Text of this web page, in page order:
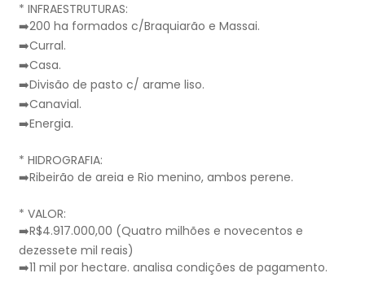
* INFRAESTRUTURAS:
➡️200 ha formados c/Braquiarão e Massai.
➡️Curral.
➡️Casa.
➡️Divisão de pasto c/ arame liso.
➡️Canavial.
➡️Energia.
* HIDROGRAFIA:
➡️Ribeirão de areia e Rio menino, ambos perene.
* VALOR:
➡️R$4.917.000,00 (Quatro milhões e novecentos e
dezessete mil reais)
➡️11 mil por hectare. analisa condições de pagamento.